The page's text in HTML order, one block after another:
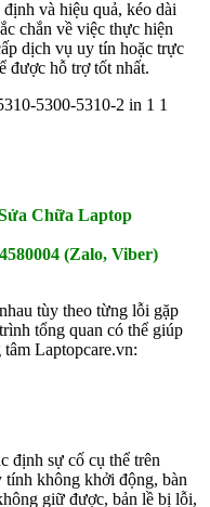
và hiệu quả, kéo dài
chắn về việc thực hiện
dịch vụ uy tín hoặc trực
được hỗ trợ tốt nhất.
Chữa Laptop
(Zalo, Viber)
tùy theo từng lỗi gặp
tổng quan có thể giúp
Laptopcare.vn:
định sự cố cụ thể trên
tính không khởi động, bàn
giữ được, bản lề bị lỗi,